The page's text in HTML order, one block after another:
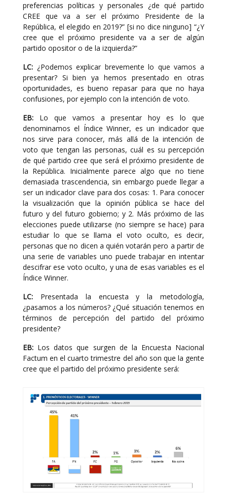
preferencias políticas y personales ¿de qué partido
CREE que va a ser el próximo Presidente de la
República, el elegido en 2019?” [si no dice ninguno] “¿Y
cree que el próximo presidente va a ser de algún
partido opositor o de la izquierda?”
LC: ¿Podemos explicar brevemente lo que vamos a
presentar? Si bien ya hemos presentado en otras
oportunidades, es bueno repasar para que no haya
confusiones, por ejemplo con la intención de voto.
EB: Lo que vamos a presentar hoy es lo que
denominamos el Índice Winner, es un indicador que
nos sirve para conocer, más allá de la intención de
voto que tengan las personas, cuál es su percepción
de qué partido cree que será el próximo presidente de
la República. Inicialmente parece algo que no tiene
demasiada trascendencia, sin embargo puede llegar a
ser un indicador clave para dos cosas: 1. Para conocer
la visualización que la opinión pública se hace del
futuro y del futuro gobierno; y 2. Más próximo de las
elecciones puede utilizarse (no siempre se hace) para
estudiar lo que se llama el voto oculto, es decir,
personas que no dicen a quién votarán pero a partir de
una serie de variables uno puede trabajar en intentar
descifrar ese voto oculto, y una de esas variables es el
Índice Winner.
LC: Presentada la encuesta y la metodología,
¿pasamos a los números? ¿Qué situación tenemos en
términos de percepción del partido del próximo
presidente?
EB: Los datos que surgen de la Encuesta Nacional
Factum en el cuarto trimestre del año son que la gente
cree que el partido del próximo presidente será: